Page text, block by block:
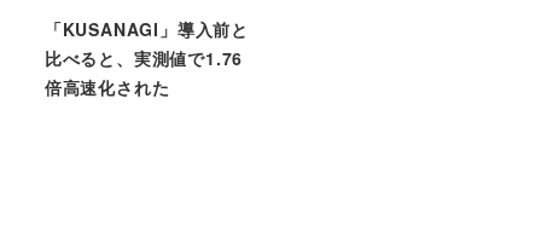
「KUSANAGI」導入前と
比べると、実測値で1.76
倍高速化された